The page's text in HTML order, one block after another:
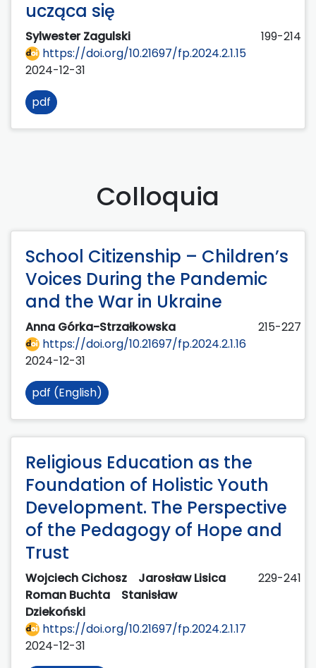
ucząca się
Sylwester Zagulski
199-214
https://doi.org/10.21697/fp.2024.2.1.15
2024-12-31
pdf
Colloquia
School Citizenship – Children’s
Voices During the Pandemic
and the War in Ukraine
Anna Górka-Strzałkowska
215-227
https://doi.org/10.21697/fp.2024.2.1.16
2024-12-31
pdf (English)
Religious Education as the
Foundation of Holistic Youth
Development. The Perspective
of the Pedagogy of Hope and
Trust
Wojciech Cichosz
Jarosław Lisica
Roman Buchta
Stanisław
Dziekoński
229-241
https://doi.org/10.21697/fp.2024.2.1.17
2024-12-31